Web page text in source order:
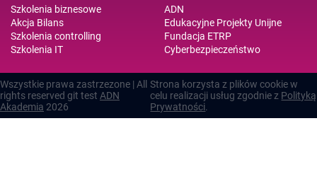
Szkolenia biznesowe
Akcja Bilans
Szkolenia controlling
Szkolenia IT
ADN
Edukacyjne Projekty Unijne
Fundacja ETRP
Cyberbezpieczeństwo
Wszystkie prawa zastrzezone | All
rights reserved git test ADN
Akademia 2026
Strona korzysta z plików cookie w
celu realizacji usług zgodnie z Polityką
Prywatności.